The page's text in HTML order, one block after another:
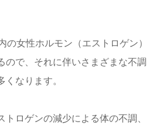
の女性ホルモン（エストロゲン）
ので、それに伴いさまざまな不調
くなります。
トロゲンの減少による体の不調、